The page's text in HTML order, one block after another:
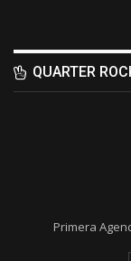
QUARTER
Primera